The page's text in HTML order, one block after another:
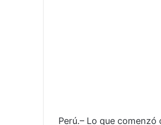
Perú.– Lo que